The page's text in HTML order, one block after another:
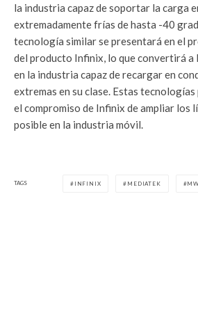
la industria capaz de soportar la carga
extremadamente frías de hasta -40
tecnología similar se presentará en el
del producto Infinix, lo que convertirá a
en la industria capaz de recargar en
extremas en su clase. Estas
el compromiso de Infinix de ampliar los
posible en la industria móvil.
TAGS INFINIX MEDIATEK